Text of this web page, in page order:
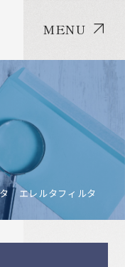
MENU
エレルタフィルタ